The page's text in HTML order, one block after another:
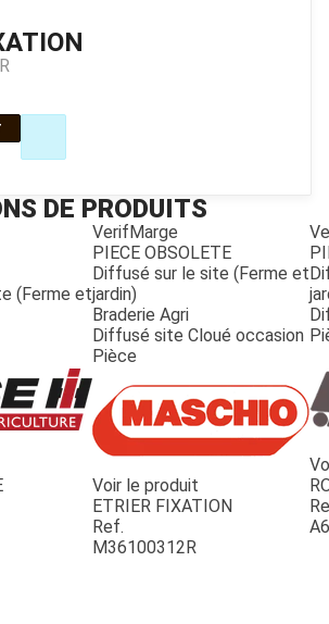
JOUET
VERTS
DE PRODUITS
(Ferme et
VerifMarge
PIECE OBSOLETE
Diffusé sur le site (Ferme et
jardin)
Braderie Agri
Diffusé site Cloué occasion
Pièce
Voir le produit
ETRIER FIXATION
Ref.
M36100312R